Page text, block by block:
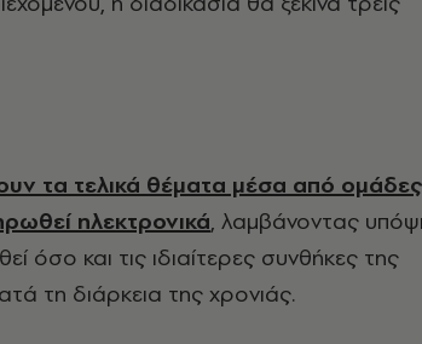
τα τελικά θέματα μέσα από ομάδες
ηλεκτρονικά, λαμβάνοντας
όσο και τις ιδιαίτερες συνθήκες της
τη διάρκεια της χρονιάς.